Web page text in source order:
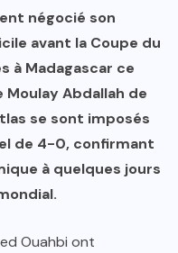
négocié son
avant la Coupe du
à Madagascar ce
Abdallah de
se sont imposés
de 4-0, confirmant
à quelques jours
Ouahbi ont